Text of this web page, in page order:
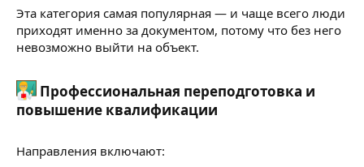
Эта категория самая популярная — и чаще всего люди
приходят именно за документом, потому что без него
невозможно выйти на объект.
Профессиональная переподготовка и
повышение квалификации​
Направления включают: